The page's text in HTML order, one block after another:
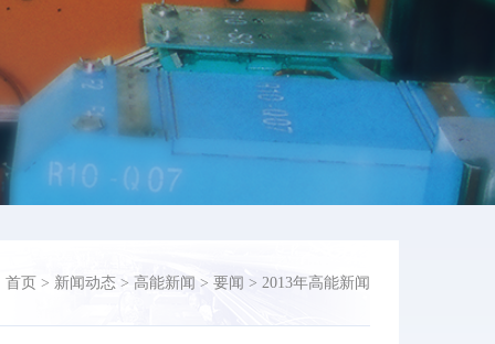
首页 > 新闻动态 > 高能新闻 > 要闻 > 2013年高能新闻